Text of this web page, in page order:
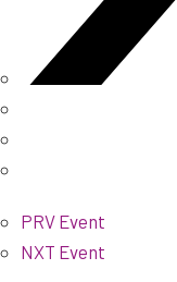
PRV Event
NXT Event